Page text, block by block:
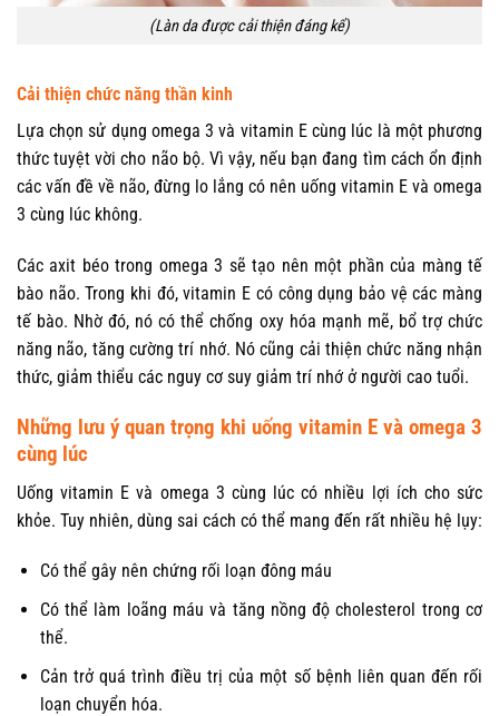
(Làn da được cải thiện đáng kể)
Cải thiện chức năng thần kinh
Lựa chọn sử dụng omega 3 và vitamin E cùng lúc là một phương
thức tuyệt vời cho não bộ. Vì vậy, nếu bạn đang tìm cách ổn định
các vấn đề về não, đừng lo lắng có nên uống vitamin E và omega
3 cùng lúc không.
Các axit béo trong omega 3 sẽ tạo nên một phần của màng tế
bào não. Trong khi đó, vitamin E có công dụng bảo vệ các màng
tế bào. Nhờ đó, nó có thể chống oxy hóa mạnh mẽ, bổ trợ chức
năng não, tăng cường trí nhớ. Nó cũng cải thiện chức năng nhận
thức, giảm thiểu các nguy cơ suy giảm trí nhớ ở người cao tuổi.
Những lưu ý quan trọng khi uống vitamin E và omega 3
cùng lúc
Uống vitamin E và omega 3 cùng lúc có nhiều lợi ích cho sức
khỏe. Tuy nhiên, dùng sai cách có thể mang đến rất nhiều hệ lụy:
Có thể gây nên chứng rối loạn đông máu
Có thể làm loãng máu và tăng nồng độ cholesterol trong cơ
thể.
Cản trở quá trình điều trị của một số bệnh liên quan đến rối
loạn chuyển hóa.